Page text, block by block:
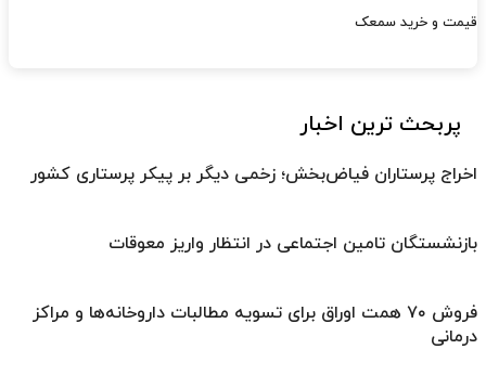
قیمت و خرید سمعک
پربحث ترین اخبار
اخراج پرستاران فیاض‌بخش؛ زخمی دیگر بر پیکر پرستاری کشور
بازنشستگان تامین اجتماعی در انتظار واریز معوقات
فروش ۷۰ همت اوراق برای تسویه مطالبات داروخانه‌ها و مراکز
درمانی